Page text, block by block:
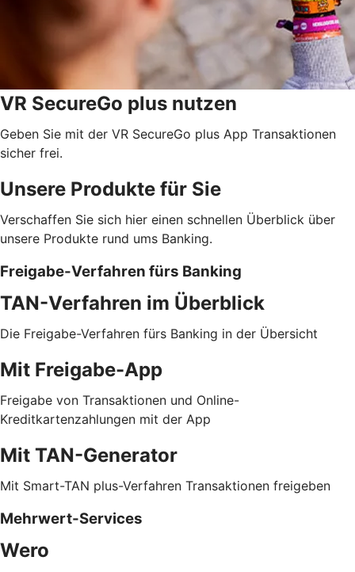
VR SecureGo plus nutzen
Geben Sie mit der VR SecureGo plus App Transaktionen
sicher frei.
Unsere Produkte für Sie
Verschaffen Sie sich hier einen schnellen Überblick über
unsere Produkte rund ums Banking.
Freigabe-Verfahren fürs Banking
TAN-Verfahren im Überblick
Die Freigabe-Verfahren fürs Banking in der Übersicht
Mit Freigabe-App
Freigabe von Transaktionen und Online-
Kreditkartenzahlungen mit der App
Mit TAN-Generator
Mit Smart-TAN plus-Verfahren Transaktionen freigeben
Mehrwert-Services
Wero